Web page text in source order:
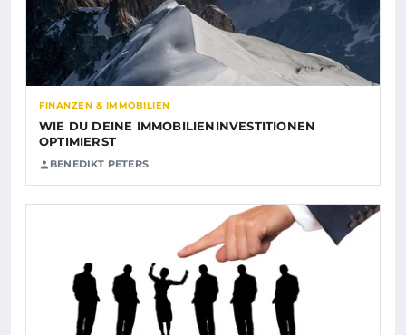
FINANZEN & IMMOBILIEN
WIE DU DEINE IMMOBILIENINVESTITIONEN
OPTIMIERST
BENEDIKT PETERS